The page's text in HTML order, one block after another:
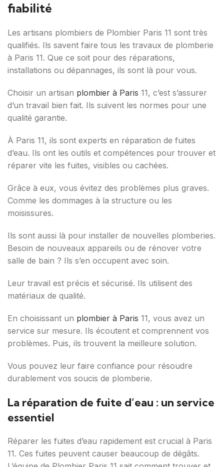
fiabilité
Les artisans plombiers de Plombier Paris 11 sont très
qualifiés. Ils savent faire tous les travaux de plomberie
à Paris 11. Que ce soit pour des réparations,
installations ou dépannages, ils sont là pour vous.
Choisir un artisan plombier à Paris 11, c’est s’assurer
d’un travail bien fait. Ils suivent les normes pour une
qualité garantie.
À Paris 11, ils sont experts en réparation de fuites
d’eau. Ils ont les outils et compétences pour trouver et
réparer vite les fuites, visibles ou cachées.
Grâce à eux, vous évitez des problèmes plus graves.
Comme les dommages à la structure ou les
moisissures.
Ils sont aussi là pour installer de nouvelles plomberies.
Besoin de nouveaux appareils ou de rénover votre
salle de bain ? Ils s’en occupent avec soin.
Leur travail est précis et sécurisé. Ils utilisent des
matériaux de qualité.
En choisissant un plombier à Paris 11, vous avez un
service sur mesure. Ils écoutent et comprennent vos
problèmes. Puis, ils trouvent la meilleure solution.
Vous pouvez leur faire confiance pour résoudre
durablement vos soucis de plomberie.
La réparation de fuite d’eau : un service
essentiel
Réparer les fuites d’eau rapidement est crucial à Paris
11. Ces fuites peuvent causer beaucoup de dégâts.